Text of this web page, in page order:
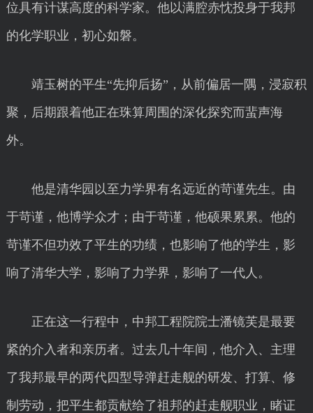
位具有计谋高度的科学家。他以满腔赤忱投身于我邦
的化学职业，初心如磐。
靖玉树的平生“先抑后扬”，从前偏居一隅，浸寂积
聚，后期跟着他正在珠算周围的深化探究而蜚声海
外。
他是清华园以至力学界有名远近的苛谨先生。由
于苛谨，他博学众才；由于苛谨，他硕果累累。他的
苛谨不但功效了平生的功绩，也影响了他的学生，影
响了清华大学，影响了力学界，影响了一代人。
正在这一行程中，中邦工程院院士潘镜芙是最要
紧的介入者和亲历者。过去几十年间，他介入、主理
了我邦最早的两代四型导弹赶走舰的研发、打算、修
制劳动，把平生都贡献给了祖邦的赶走舰职业，睹证